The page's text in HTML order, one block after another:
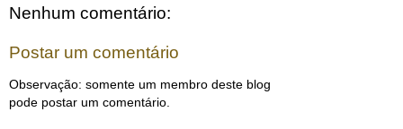
Nenhum comentário:
Postar um comentário
Observação: somente um membro deste blog
pode postar um comentário.